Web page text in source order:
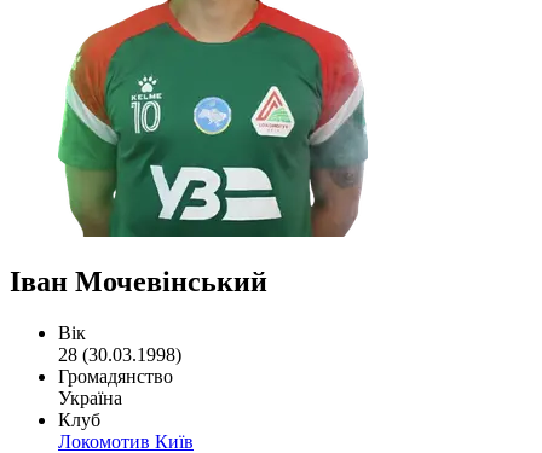
Іван Мочевінський
Вік
28 (30.03.1998)
Громадянство
Україна
Клуб
Локомотив Київ